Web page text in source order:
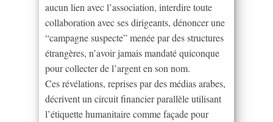
aucun lien avec l’association, interdire toute
collaboration avec ses dirigeants, dénoncer une
“campagne suspecte” menée par des structures
étrangères, n’avoir jamais mandaté quiconque
pour collecter de l’argent en son nom.
Ces révélations, reprises par des médias arabes,
décrivent un circuit financier parallèle utilisant
l’étiquette humanitaire comme façade pour